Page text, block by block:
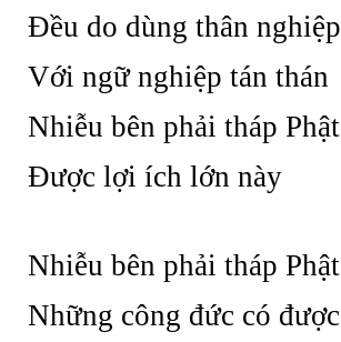
Đều do dùng thân nghiệp
Với ngữ nghiệp tán thán
Nhiễu bên phải tháp Phật
Được lợi ích lớn này
Nhiễu bên phải tháp Phật
Những công đức có được